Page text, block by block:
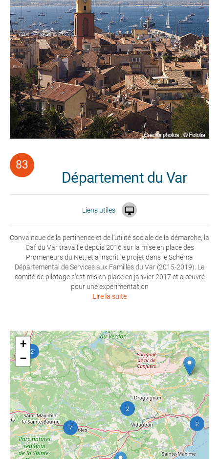
Département du Var
Liens utiles 
Convaincue de la pertinence et de l’utilité sociale de la démarche, la
Caf du Var travaille depuis 2016 sur la mise en place des
Promeneurs du Net, et a inscrit le projet dans le Schéma
Départemental de Services aux Familles du Var (2015-2019). Le
comité de pilotage s’est mis en place en janvier 2017 et a œuvré
pour une expérimentation
Lire la suite
2
2
2
7
+
−